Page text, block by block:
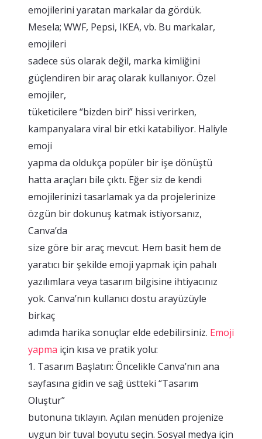
emojilerini yaratan markalar da gördük.
Mesela; WWF, Pepsi, IKEA, vb. Bu markalar,
emojileri
sadece süs olarak değil, marka kimliğini
güçlendiren bir araç olarak kullanıyor. Özel
emojiler,
tüketicilere “bizden biri” hissi verirken,
kampanyalara viral bir etki katabiliyor. Haliyle
emoji
yapma da oldukça popüler bir işe dönüştü
hatta araçları bile çıktı. Eğer siz de kendi
emojilerinizi tasarlamak ya da projelerinize
özgün bir dokunuş katmak istiyorsanız,
Canva’da
size göre bir araç mevcut. Hem basit hem de
yaratıcı bir şekilde emoji yapmak için pahalı
yazılımlara veya tasarım bilgisine ihtiyacınız
yok. Canva’nın kullanıcı dostu arayüzüyle
birkaç
adımda harika sonuçlar elde edebilirsiniz. Emoji
yapma için kısa ve pratik yolu:
1. Tasarım Başlatın: Öncelikle Canva’nın ana
sayfasına gidin ve sağ üstteki “Tasarım
Oluştur”
butonuna tıklayın. Açılan menüden projenize
uygun bir tuval boyutu seçin. Sosyal medya için